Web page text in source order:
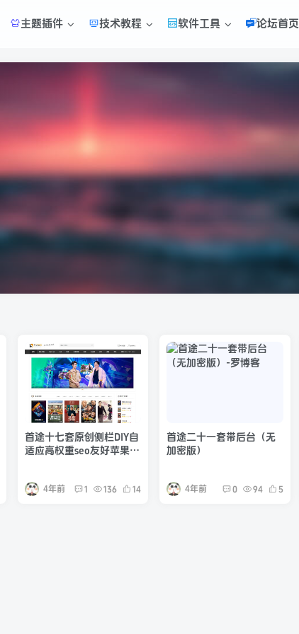
主题插件 技术教程 软件工具 论坛首页
首途十七套原创侧栏DIY自
适应高权重seo友好苹果
4年前 1 136 14
首途二十一套带后台（无
加密版）
4年前 0 94 5